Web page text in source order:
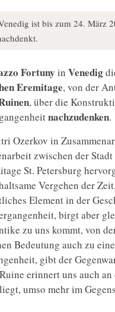
ist bis zum 24. März
Fortuny in Venedig
Eremitage, von der
, über die
nachzudenken.
Ozerkov in
zwischen der
St. Petersburg
Vergehen der
Element in der
birgt aber
zu uns kommt, von
Bedeutung auch zu
gibt der
erinnert uns auch
umso mehr im